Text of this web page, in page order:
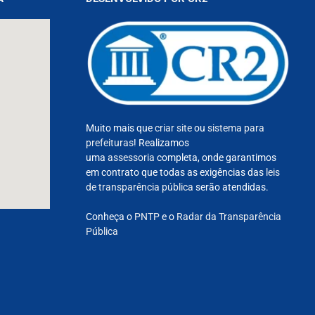
Muito mais quecriar siteou sistema para
prefeituras! Realizamos
uma assessoria completa, onde garantimos
em contrato que todas as exigências das leis
de transparência pública serão atendidas.
Conheça o PNTPe o Radar da Transparência
Pública